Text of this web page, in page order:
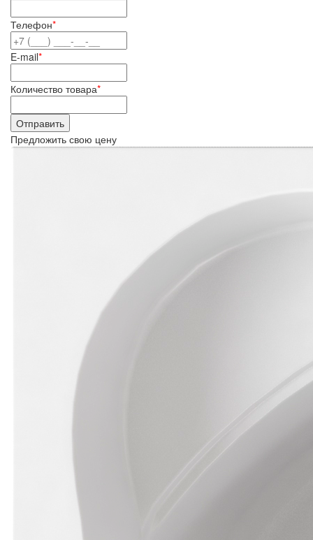
Телефон*
E-mail*
Количество товара*
Предложить свою цену